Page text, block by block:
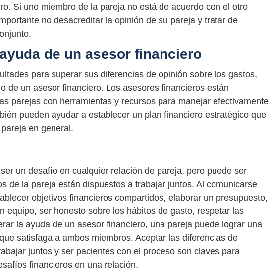
Si uno miembro de la pareja no está de acuerdo con el otro
no desacreditar la opinión de su pareja y tratar de
de un asesor financiero
para superar sus diferencias de opinión sobre los gastos,
de un asesor financiero. Los asesores financieros están
parejas con herramientas y recursos para manejar efectivamente
pueden ayudar a establecer un plan financiero estratégico que
en general.
un desafío en cualquier relación de pareja, pero puede ser
de la pareja están dispuestos a trabajar juntos. Al comunicarse
objetivos financieros compartidos, elaborar un presupuesto,
equipo, ser honesto sobre los hábitos de gasto, respetar las
la ayuda de un asesor financiero, una pareja puede lograr una
satisfaga a ambos miembros. Aceptar las diferencias de
juntos y ser pacientes con el proceso son claves para
financieros en una relación.